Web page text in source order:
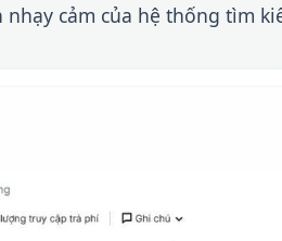
cảm của hệ thống tìm